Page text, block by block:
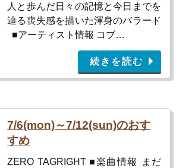
人と歩んだ日々の記憶と今日までを
辿る喪失感を描いた渾身のバラード
■アーティスト情報 コブ…
続きを読む
7/6(mon)～7/12(sun)のおす
すめ
ZERO TAGRIGHT ■楽曲情報 まだ